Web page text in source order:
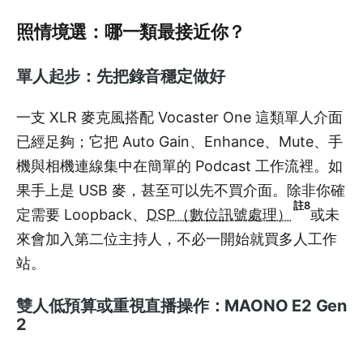
照情境選：哪一類最接近你？
單人起步：先把錄音穩定做好
一支 XLR 麥克風搭配 Vocaster One 這類單人介面
已經足夠；它把 Auto Gain、Enhance、Mute、手
機與相機連線集中在簡單的 Podcast 工作流裡。如
果手上是 USB 麥，甚至可以先不買介面。除非你確
定需要 Loopback、 DSP（數位訊號處理）
註8
或未
來會加入第二位主持人，不必一開始就買多人工作
站。
雙人低預算或重視直播操作：MAONO E2 Gen
2